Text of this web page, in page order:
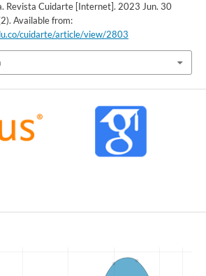
Revista Cuidarte [Internet]. 2023 Jun. 30
Available from:
cuidarte/article/view/2803